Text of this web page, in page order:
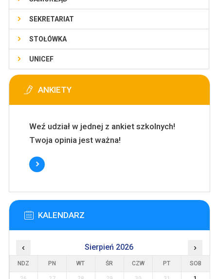
SEKRETARIAT
STOŁÓWKA
UNICEF
ANKIETY
Weź udział w jednej z ankiet szkolnych!
Twoja opinia jest ważna!
KALENDARZ
‹ Sierpień 2026 ›
NDZ PN WT ŚR CZW PT SOB